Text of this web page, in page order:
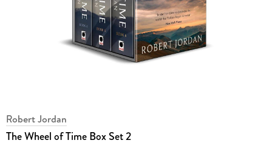
Robert Jordan
The Wheel of Time Box Set 2